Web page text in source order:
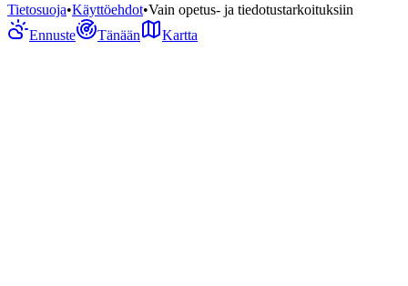
Tietosuoja•Käyttöehdot•Vain opetus- ja tiedotustarkoituksiin
Ennuste
Tänään Kartta